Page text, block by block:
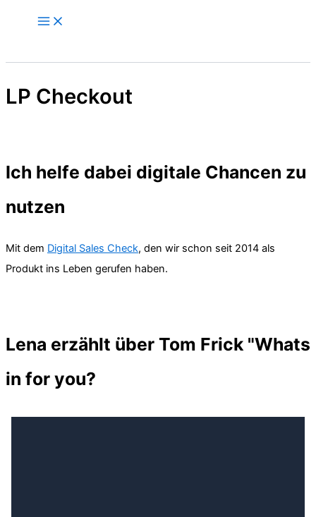
LP Checkout
Ich helfe dabei digitale Chancen zu
nutzen
Mit dem Digital Sales Check, den wir schon seit 2014 als
Produkt ins Leben gerufen haben.
Lena erzählt über Tom Frick "Whats
in for you?